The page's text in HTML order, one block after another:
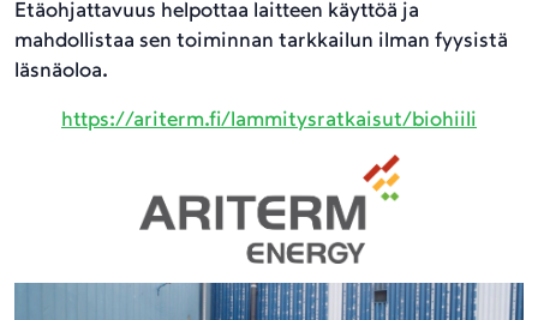
Etäohjattavuus helpottaa laitteen käyttöä ja
mahdollistaa sen toiminnan tarkkailun ilman fyysistä
läsnäoloa​.
https://ariterm.fi/lammitysratkaisut/biohiili